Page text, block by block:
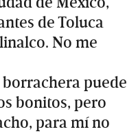
de Toluca
No me
puede
bonitos, pero
para mí no